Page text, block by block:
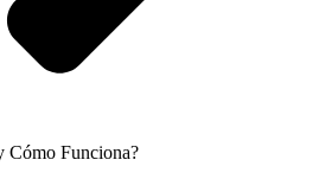
Cómo Funciona?